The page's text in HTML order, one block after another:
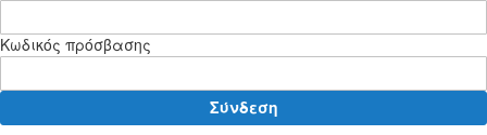
Κωδικός πρόσβασης
Σύνδεση